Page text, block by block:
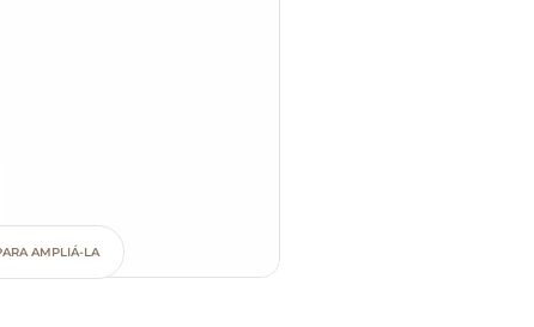
AMPLIÁ-LA